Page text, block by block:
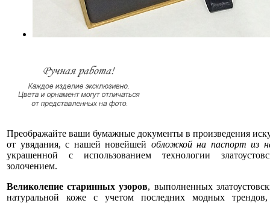
Преображайте ваши бумажные документы в произведения
от увядания, с нашей новейшей обложкой на паспорт из
украшенной с использованием технологии
золочением.
Великолепие старинных узоров, выполненных
натуральной коже с учетом последних модных